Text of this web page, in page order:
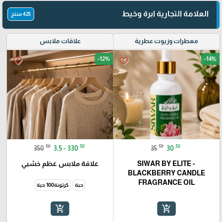
العلامة التجارية ابرة وخيط 425 منتج
معطرات وزيوت عطرية
favorite_border -14%
35 ₪ 30 ₪
SIWAR BY ELITE -
BLACKBERRY CANDLE
FRAGRANCE OIL
add_shopping_cart
علاقات ملابس
favorite_border -12%
350 ₪ 3.5 - 330 ₪
علاقة ملابس عظم خشبي
حبة كرتونة100 حبة
add_shopping_cart